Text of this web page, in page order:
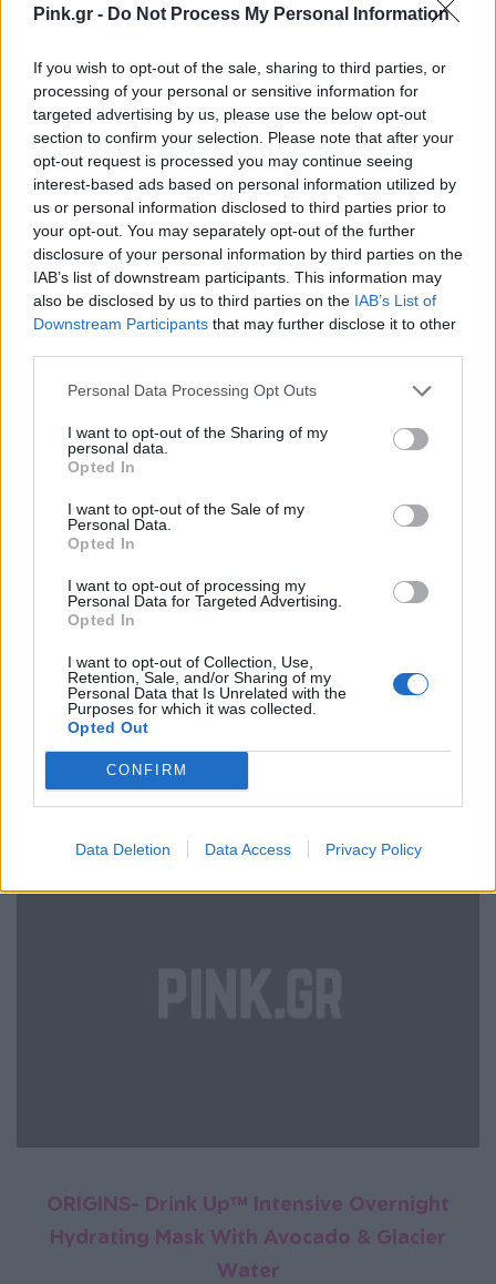
Pink.gr - Do Not Process My Personal Information
If you wish to opt-out of the sale, sharing to third parties, or
processing of your personal or sensitive information for
targeted advertising by us, please use the below opt-out
section to confirm your selection. Please note that after your
opt-out request is processed you may continue seeing
interest-based ads based on personal information utilized by
us or personal information disclosed to third parties prior to
your opt-out. You may separately opt-out of the further
disclosure of your personal information by third parties on the
IAB’s list of downstream participants. This information may
also be disclosed by us to third parties on the IAB’s List of
Downstream Participants that may further disclose it to other
Personal Data Processing Opt Outs
I want to opt-out of the Sharing of my
personal data.
Opted In
I want to opt-out of the Sale of my
Personal Data.
Opted In
I want to opt-out of processing my
Personal Data for Targeted Advertising.
Opted In
I want to opt-out of Collection, Use,
Retention, Sale, and/or Sharing of my
Personal Data that Is Unrelated with the
Purposes for which it was collected.
Opted Out
CONFIRM
Data Deletion Data Access Privacy Policy
Δείτε αυτή τη δημοσίευση στο Instagram.
Τι κάνεις για την φροντίδα του σώματός
Πριν λίγο καιρό δοκίμασα αυτό το scrub
Crushed
Cabernet Scrub της Caudalie
δουλειά του πραγματικά και έχει πολύ ιδιαίτερη
μυρωδιά. Είναι τέλειο για μια μέρα home spa.
Δεν έχω λέξεις για εξηγήσω την τέλεια μυρωδιά
της Loccitane. Το καλύτερο είναι πως παρά το ότι
είναι λάδι, δεν είναι κολλώδες και απορροφάται
γρήγορα από το δέρμα και το αφήνει απαλό.
ORIGINS- Drink Up™ Intensive Overnight
Hydrating Mask With Avocado & Glacier
Water